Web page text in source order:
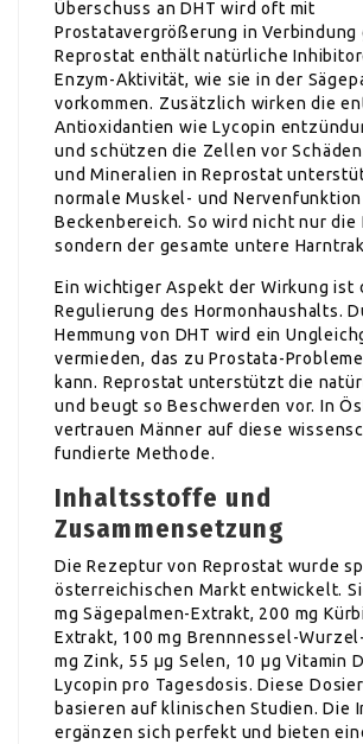
Überschuss an DHT wird oft mit
Prostatavergrößerung in Verbindung
Reprostat enthält natürliche
Enzym-Aktivität, wie sie in der
vorkommen. Zusätzlich wirken die
Antioxidantien wie Lycopin
und schützen die Zellen vor
und Mineralien in Reprostat
normale Muskel- und Nervenfunktion
Beckenbereich. So wird nicht nur die
sondern der gesamte untere
Ein wichtiger Aspekt der Wirkung ist
Regulierung des Hormonhaushalts.
Hemmung von DHT wird ein
vermieden, das zu Prostata-
kann. Reprostat unterstützt die
und beugt so Beschwerden vor. In
vertrauen Männer auf diese
fundierte Methode.
Inhaltsstoffe und
Zusammensetzung
Die Rezeptur von Reprostat wurde
österreichischen Markt entwickelt.
mg Sägepalmen-Extrakt, 200 mg
Extrakt, 100 mg Brennnessel-
mg Zink, 55 µg Selen, 10 µg Vitamin
Lycopin pro Tagesdosis. Diese
basieren auf klinischen Studien. Die
ergänzen sich perfekt und bieten